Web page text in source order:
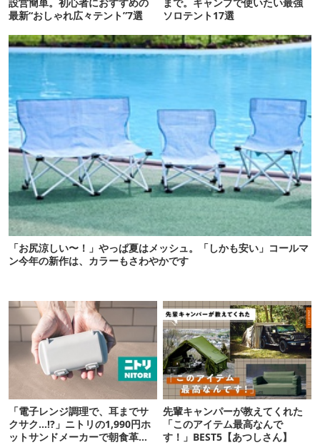
最新“おしゃれ広々テント”7選
ソロテント17選
「お尻涼しい〜！」やっぱ夏はメッシュ。「しかも安い」コールマ
ン今年の新作は、カラーもさわやかです
「電子レンジ調理で、耳までサ
クサク…!?」ニトリの1,990円ホ
ットサンドメーカーで朝食革命
先輩キャンパーが教えてくれた
「このアイテム最高なんで
す！」BEST5【あつしさん】